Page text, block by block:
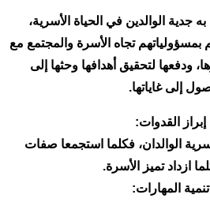
جدية الوالدين في الحياة الأسرية،
بمسؤولياتهم تجاه الأسرة والمجتمع مع
ودفعها لتحقيق أهدافها وحثها إلى
إلى غاياتها.
الوالدان، فكلما استجمعا صفات
ازداد تميز الأسرة.